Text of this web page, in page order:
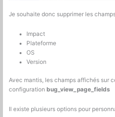
Je souhaite donc supprimer les
Impact
Plateforme
OS
Version
Avec mantis, les champs affichés sur
configuration bug_view_page_fields
Il existe plusieurs options pour